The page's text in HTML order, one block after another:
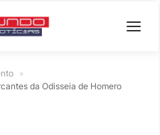
»
da Odisseia de Homero